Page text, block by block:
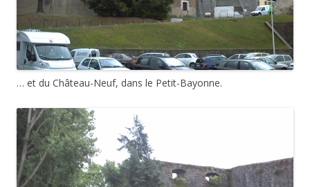
… et du Château-Neuf, dans le Petit-Bayonne.